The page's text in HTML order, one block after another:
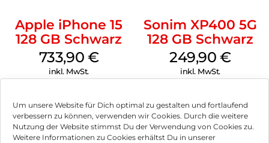
Um unsere Website für Dich optimal zu gestalten und fortlaufend
verbessern zu können, verwenden wir Cookies. Durch die weitere
Nutzung der Website stimmst Du der Verwendung von Cookies zu.
Weitere Informationen zu Cookies erhältst Du in unserer
Apple iPhone 15
128 GB Schwarz
733,90 €
inkl. MwSt.
Sonim XP400 5G
128 GB Schwarz
249,90€
inkl. MwSt.
Impressum